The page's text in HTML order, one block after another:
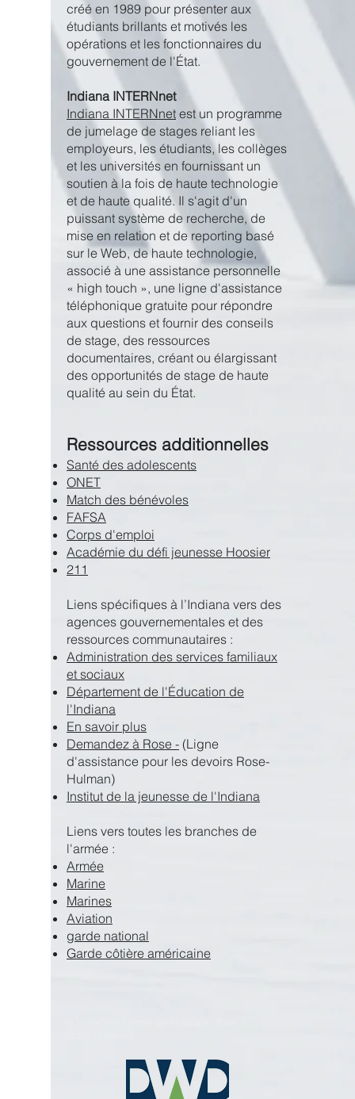
créé en 1989 pour présenter aux
étudiants brillants et motivés les
opérations et les fonctionnaires du
gouvernement de l'État.
Indiana INTERNnet
Indiana INTERNnet est un programme
de jumelage de stages reliant les
employeurs, les étudiants, les collèges
et les universités en fournissant un
soutien à la fois de haute technologie
et de haute qualité. Il s'agit d'un
puissant système de recherche, de
mise en relation et de reporting basé
sur le Web, de haute technologie,
associé à une assistance personnelle
« high touch », une ligne d'assistance
téléphonique gratuite pour répondre
aux questions et fournir des conseils
de stage, des ressources
documentaires, créant ou élargissant
des opportunités de stage de haute
qualité au sein du État.
Ressources additionnelles
Santé des adolescents
ONET
Match des bénévoles
FAFSA
Corps d'emploi
Académie du défi jeunesse Hoosier
211
Liens spécifiques à l’Indiana vers des
agences gouvernementales et des
ressources communautaires :
Administration des services familiaux
et sociaux
Département de l'Éducation de
l'Indiana
En savoir plus
Demandez à Rose - (Ligne
d'assistance pour les devoirs Rose-
Hulman)
Institut de la jeunesse de l'Indiana
Liens vers toutes les branches de
l'armée :
Armée
Marine
Marines
Aviation
garde national
Garde côtière américaine